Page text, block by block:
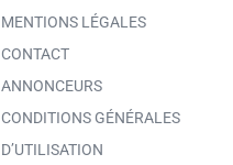
MENTIONS LÉGALES
CONTACT
ANNONCEURS
CONDITIONS GÉNÉRALES
D’UTILISATION